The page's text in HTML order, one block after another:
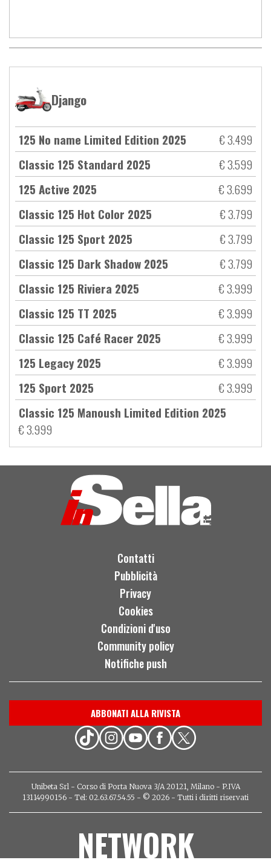
Django
125 No name Limited Edition 2025
€ 3.499
Classic 125 Standard 2025
€ 3.599
125 Active 2025
€ 3.699
Classic 125 Hot Color 2025
€ 3.799
Classic 125 Sport 2025
€ 3.799
Classic 125 Dark Shadow 2025
€ 3.799
Classic 125 Riviera 2025
€ 3.999
Classic 125 TT 2025
€ 3.999
Classic 125 Café Racer 2025
€ 3.999
125 Legacy 2025
€ 3.999
125 Sport 2025
€ 3.999
Classic 125 Manoush Limited Edition 2025
€ 3.999
Contatti
Pubblicità
Privacy
Cookies
Condizioni d'uso
Community policy
Notifiche push
ABBONATI ALLA RIVISTA
Unibeta Srl - Corso di Porta Nuova 3/A 20121, Milano - P.IVA
13114990156 - Tel: 02.63.67.54.55 - © 2026 - Tutti i diritti riservati
NETWORK